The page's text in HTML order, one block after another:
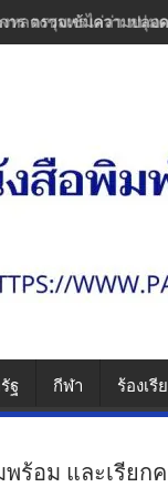
ร ตรวจเข้มความปลอ
ฐ กีฬา ร้องเรี
ร้อม และเรียก